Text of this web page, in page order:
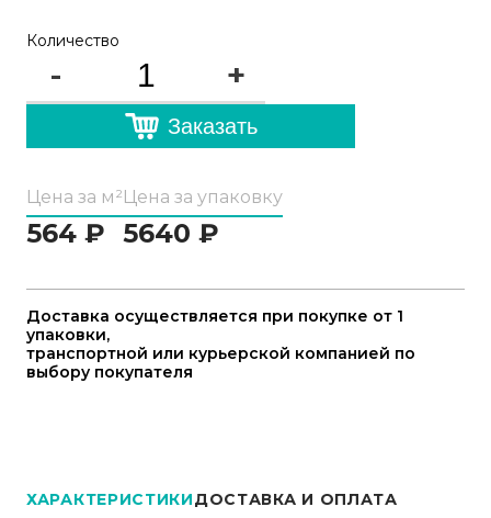
Количество
- +
Заказать
Цена за м²
564 ₽
Цена за упаковку
5640 ₽
Доставка осуществляется при покупке от 1
упаковки,
транспортной или курьерской компанией по
выбору покупателя
ХАРАКТЕРИСТИКИДОСТАВКА И ОПЛАТА